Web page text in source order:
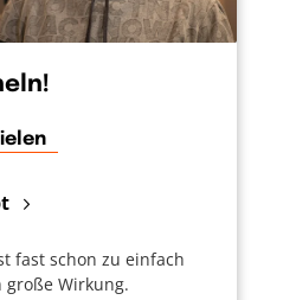
fast schon zu einfach
Wirkung.